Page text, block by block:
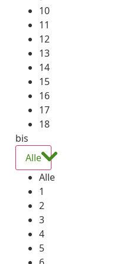
10
11
12
13
14
15
16
17
18
bis
Alle
Alle
1
2
3
4
5